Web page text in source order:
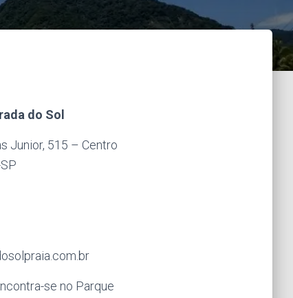
do Sol
Junior, 515 – Centro
se no Parque